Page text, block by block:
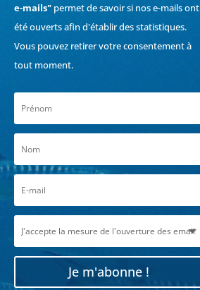
e-mails"permet de savoir si nos e-mails ont
été ouverts afin d'établir des statistiques.
Vous pouvez retirer votre consentement à
tout moment.
Je m'abonne !